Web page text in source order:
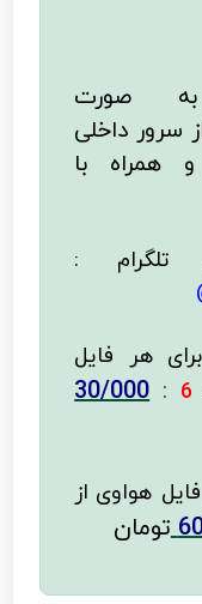
به صورت
سرور داخلی
و همراه با
:
برای هر فایل
6
:
30/000
هواوی از
تومان